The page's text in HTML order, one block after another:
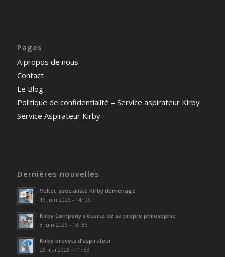
Pages
A propos de nous
Contact
Le Blog
Politique de confidentialité – Service aspirateur Kirby
Service Aspirateur Kirby
Dernières nouvelles
Veltec spécialiste Kirby déménage
16 juin 2026 - 14h09
Kirby Company s’écarte de sa propre philosophie
8 juin 2026 - 13h36
Kirby brevets d’aspirateur
26 mai 2026 - 11h33